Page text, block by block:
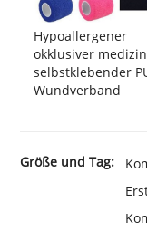
Hypoallergener
okklusiver
selbstklebender
Wundverband
Größe und Tag: